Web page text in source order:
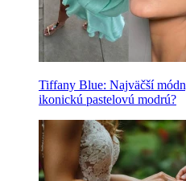
Tiffany Blue: Najväčší
ikonickú pastelovú modrú?